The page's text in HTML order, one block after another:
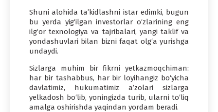
Shuni alohida ta’kidlashni istar edimki, bugun
bu yerda yig‘ilgan investorlar o‘zlarining eng
ilg‘or texnologiya va tajribalari, yangi taklif va
yondashuvlari bilan bizni faqat olg‘a yurishga
undaydi.
Sizlarga muhim bir fikrni yetkazmoqchiman:
har bir tashabbus, har bir loyihangiz bo‘yicha
davlatimiz, hukumatimiz a’zolari sizlarga
yelkadosh bo‘lib, yoningizda turib, ularni to‘liq
amalga oshirishda yaqindan yordam beradi.